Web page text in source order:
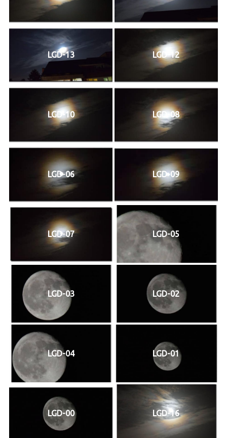
LGD-13 LGD-12
LGD-10 LGD-08
LGD-06 LGD-09
LGD-07 LGD-05
LGD-03 LGD-02
LGD-04 LGD-01
LGD-00 LGD-16